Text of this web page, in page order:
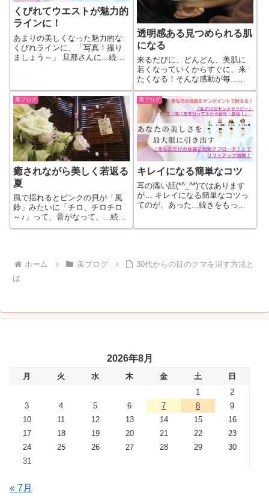
くびれてウエストが魅力的
ラインに！
あまりの美しくなった魅力的な
くびれラインに、「写真！撮り
ましょう～」 旦那さんに...続き
透明感ある見つめられる肌
になる
来るだびに、どんどん、美肌に
若くなっていくからすぐに、来
たくなる！そんな感動が毎...続
きをもっと見る
美ブログ
癒されながら美しく若返る
夏
風で揺れるとピンクの貝が「風
鈴」みたいに「チロ、チロチロ
～♪」って、音がなって、...続き
をもっと見る
美ブログ
キレイになる簡単なコツ
耳の痛い話(*^_^*)ではあります
が… キレイになる簡単なコツっ
てのが、あった...続きをもっと
ホーム 美ブログ
30代からの目のクマを消す方法と
は
2026年8月
月 火 水 木 金 土
日
1
2
3
4 5 6 7 8
9
10
11 12 13 14 15
16
17
18 19 20 21 22
23
24
25 26 27 28 29
30
31
« 7月